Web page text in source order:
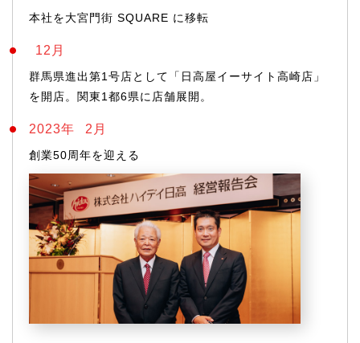
本社を大宮門街 SQUARE に移転
12月
群馬県進出第1号店として「日高屋イーサイト高崎店」
を開店。関東1都6県に店舗展開。
2023年 2月
創業50周年を迎える